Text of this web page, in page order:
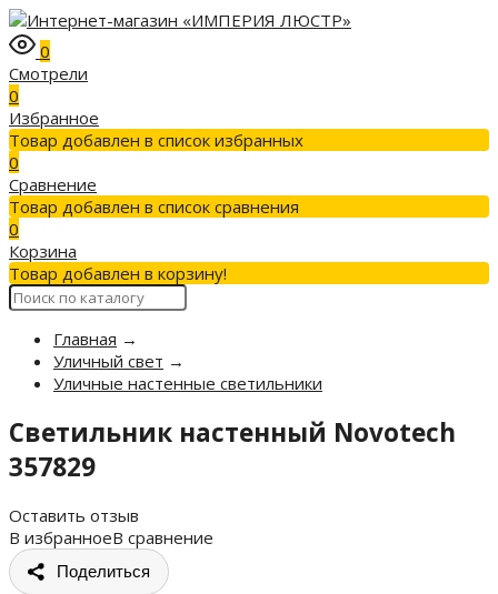
0
Смотрели
0
Избранное
Товар добавлен в список избранных
0
Сравнение
Товар добавлен в список сравнения
0
Корзина
Товар добавлен в корзину!
Главная →
Уличный свет →
Уличные настенные светильники
Светильник настенный Novotech
357829
Оставить отзыв
В избранноеВ сравнение
Поделиться